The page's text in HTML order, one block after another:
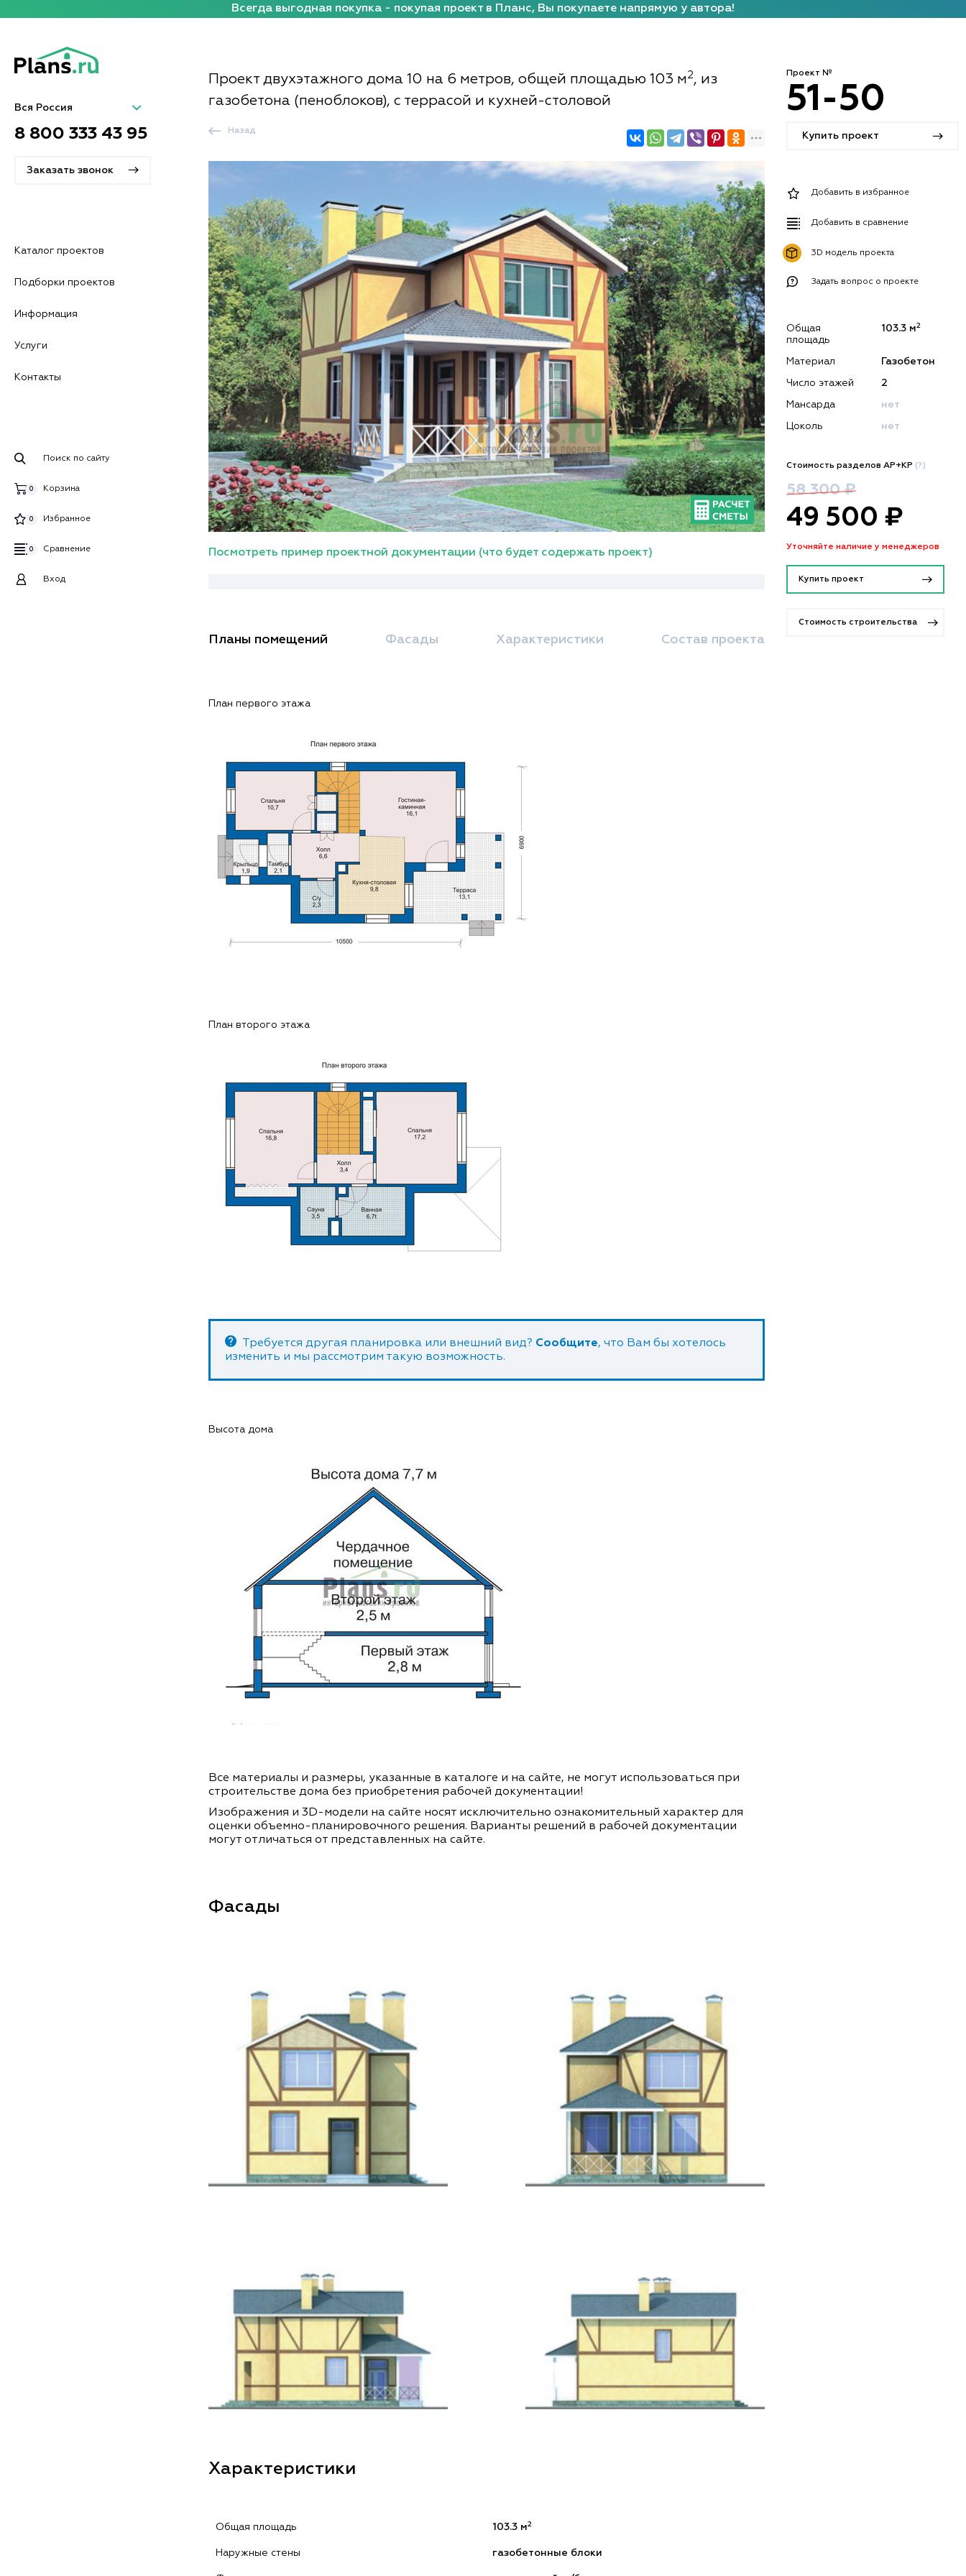
Всегда выгодная покупка - покупая проект в Планс, Вы покупаете напрямую у автора!
Вся Россия
8 800 333 43 95
Заказать звонок
Каталог проектов
Подборки проектов
Информация
Услуги
Контакты
Поиск по сайту
Корзина
0
Избранное
0
Сравнение
0
Вход
Проект двухэтажного дома 10 на 6 метров, общей площадью 103 м2, из
газобетона (пеноблоков), с террасой и кухней-столовой
Назад
Посмотреть пример проектной документации (что будет содержать проект)
Планы помещений Фасады Характеристики Состав проекта
План первого этажа
План второго этажа
Требуется другая планировка или внешний вид? Сообщите, что Вам бы хотелось
изменить и мы рассмотрим такую возможность.
Высота дома
Все материалы и размеры, указанные в каталоге и на сайте, не могут использоваться при
строительстве дома без приобретения рабочей документации!
Изображения и 3D-модели на сайте носят исключительно ознакомительный характер для
оценки объемно-планировочного решения. Варианты решений в рабочей документации
могут отличаться от представленных на сайте.
Фасады
Характеристики
Общая площадь 103.3 м2
Наружные стены газобетонные блоки
Проект №
51-50
Купить проект
Добавить в избранное
Добавить в сравнение
3D модель проекта
Задать вопрос о проекте
Общая
площадь
103.3 м2
Материал Газобетон
Число этажей 2
Мансарда нет
Цоколь нет
Стоимость разделов АР+КР (?)
58 300 ₽
49 500 ₽
Уточняйте наличие у менеджеров
Купить проект
Стоимость строительства